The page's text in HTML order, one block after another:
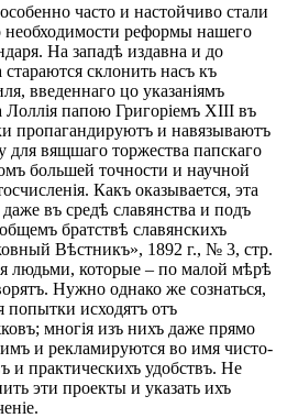
часто и настойчиво стали
необходимости реформы нашего
На западѣ издавна и до
склонить насъ къ
введеннаго цо указаніямъ
Лоллія папою Григоріемъ XIII въ
пропагандируютъ и навязываютъ
для вящшаго торжества папскаго
большей точности и научной
Какъ оказывается, эта
въ средѣ славянства и подъ
братствѣ славянскихъ
Вѣстникъ», 1892 г., № 3, стр.
людьми, которые – по малой мѣрѣ
Нужно однако же сознаться,
попытки исходятъ отъ
многія изъ нихъ даже прямо
и рекламируются во имя чисто-
и практическихъ удобствъ. Не
эти проекты и указать ихъ